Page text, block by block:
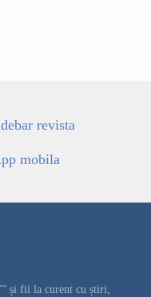
și fii la curent cu știri,